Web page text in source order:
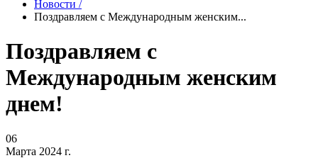
Новости /
Поздравляем с Международным женским...
Поздравляем с
Международным женским
днем!
06
Марта 2024 г.